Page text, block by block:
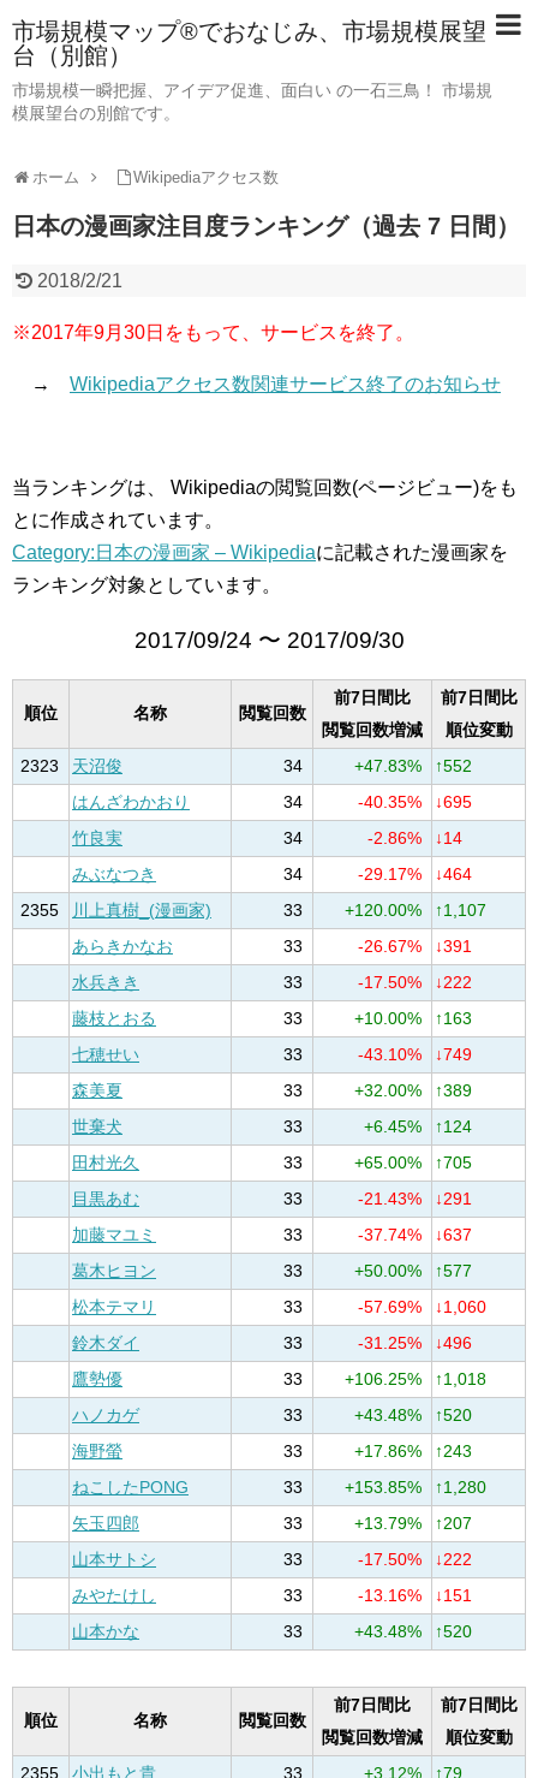
市場規模マップ®でおなじみ、市場規模展望
台（別館）
市場規模一瞬把握、アイデア促進、面白い の一石三鳥！ 市場規
模展望台の別館です。
ホーム Wikipediaアクセス数
日本の漫画家注目度ランキング（過去 7 日間）
2018/2/21
※2017年9月30日をもって、サービスを終了。
→ Wikipediaアクセス数関連サービス終了のお知らせ
当ランキングは、 Wikipediaの閲覧回数(ページビュー)をも
とに作成されています。
Category:日本の漫画家 – Wikipediaに記載された漫画家を
ランキング対象としています。
2017/09/24 〜 2017/09/30
順位 名称 閲覧回数
前7日間比
閲覧回数増減
前7日間比
順位変動
2323
天沼俊 34 +47.83%
↑552
はんざわかおり
34 -40.35%
↓695
竹良実
34 -2.86%
↓14
みぶなつき
34 -29.17%
↓464
2355
川上真樹_(漫画家) 33 +120.00%
↑1,107
あらきかなお
33 -26.67%
↓391
水兵きき
33 -17.50%
↓222
藤枝とおる
33 +10.00%
↑163
七穂せい
33 -43.10%
↓749
森美夏
33 +32.00%
↑389
世棄犬
33 +6.45%
↑124
田村光久
33 +65.00%
↑705
目黒あむ
33 -21.43%
↓291
加藤マユミ
33 -37.74%
↓637
葛木ヒヨン
33 +50.00%
↑577
松本テマリ
33 -57.69%
↓1,060
鈴木ダイ
33 -31.25%
↓496
鷹勢優
33 +106.25%
↑1,018
ハノカゲ
33 +43.48%
↑520
海野螢
33 +17.86%
↑243
ねこしたPONG
33 +153.85%
↑1,280
矢玉四郎
33 +13.79%
↑207
山本サトシ
33 -17.50%
↓222
みやたけし
33 -13.16%
↓151
山本かな
33 +43.48% ↑520
順位 名称 閲覧回数
前7日間比
閲覧回数増減
前7日間比
順位変動
2355
小出もと貴 33 +3.12%
↑79